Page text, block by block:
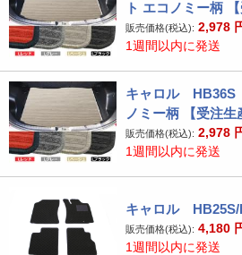
ト エコノミー柄 【
販売価格(税込): 2,978
1週間以内に発送
キャロル HB36S
ノミー柄 【受注生
販売価格(税込): 2,978
1週間以内に発送
キャロル
販売価格(税込): 4,180
1週間以内に発送